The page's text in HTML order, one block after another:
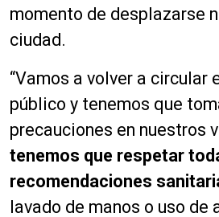
momento de desplazarse
ciudad.
“Vamos a volver a circular
público y tenemos que
precauciones en nuestros
tenemos que respetar
recomendaciones
lavado de manos o uso de